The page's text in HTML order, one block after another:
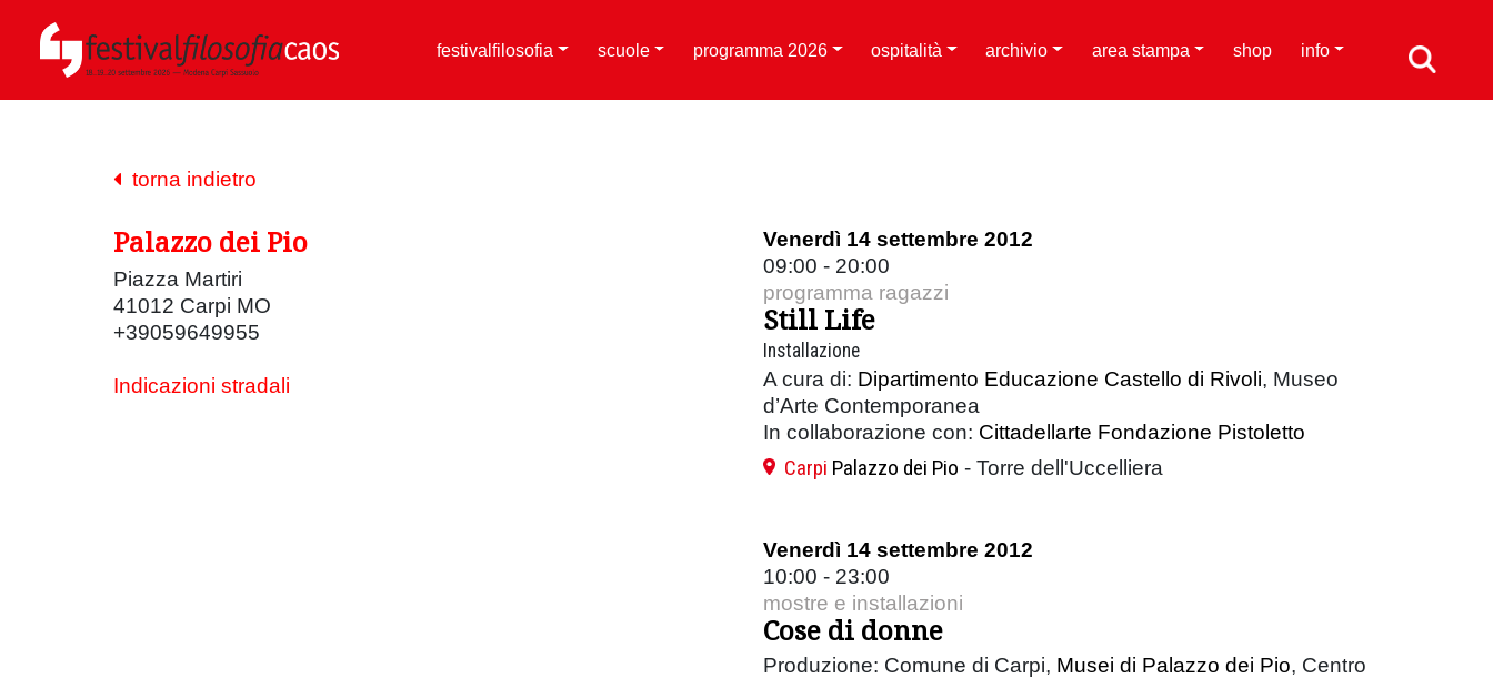
festivalfilosofia scuole programma 2026 ospitalità archivio area stampa shop info
torna indietro
Palazzo dei Pio
Piazza Martiri
41012 Carpi MO
+39059649955
Indicazioni stradali
Venerdì 14 settembre 2012
09:00 - 20:00
programma ragazzi
Still Life
Installazione
A cura di: Dipartimento Educazione Castello di Rivoli, Museo
d’Arte Contemporanea
In collaborazione con: Cittadellarte Fondazione Pistoletto
Carpi Palazzo dei Pio - Torre dell'Uccelliera
Venerdì 14 settembre 2012
10:00 - 23:00
mostre e installazioni
Cose di donne
Produzione: Comune di Carpi, Musei di Palazzo dei Pio, Centro